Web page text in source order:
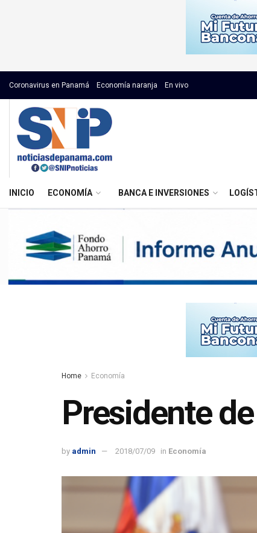
Coronavirus en Panamá Economía naranja En vivo
INICIO ECONOMÍA BANCA E INVERSIONES
Home Economía
Presidente
by admin 2018/07/09 in Economía